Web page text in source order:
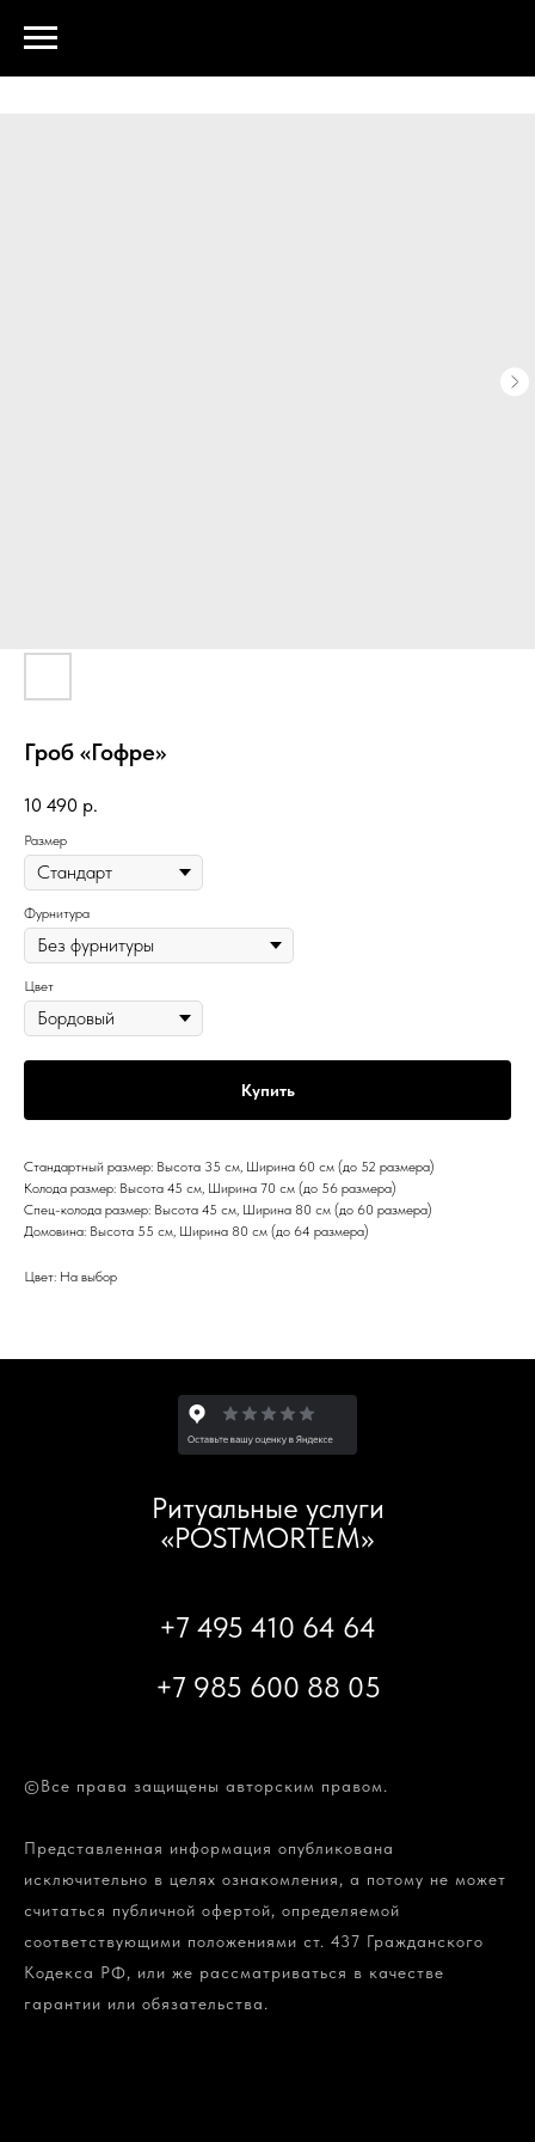
Гроб «Гофре»
10 490 р.
Размер
Фурнитура
Цвет
Купить
Стандартный размер: Высота 35 см, Ширина 60 см (до 52 размера)
Колода размер: Высота 45 см, Ширина 70 см (до 56 размера)
Спец-колода размер: Высота 45 см, Ширина 80 см (до 60 размера)
Домовина: Высота 55 см, Ширина 80 см (до 64 размера)
Цвет: На выбор
Ритуальные услуги
«POSTMORTEM»
+7 495 410 64 64
+7 985 600 88 05
©Все права защищены авторским правом.
Представленная информация опубликована
исключительно в целях ознакомления, а потому не может
считаться публичной офертой, определяемой
соответствующими положениями ст. 437 Гражданского
Кодекса РФ, или же рассматриваться в качестве
гарантии или обязательства.